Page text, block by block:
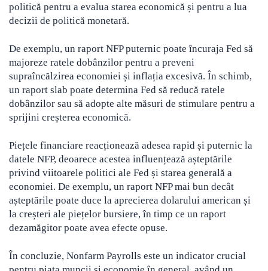
politică pentru a evalua starea economică și pentru a lua
decizii de politică monetară.
De exemplu, un raport NFP puternic poate încuraja Fed să
majoreze ratele dobânzilor pentru a preveni
supraîncălzirea economiei și inflația excesivă. În schimb,
un raport slab poate determina Fed să reducă ratele
dobânzilor sau să adopte alte măsuri de stimulare pentru a
sprijini creșterea economică.
Piețele financiare reacționează adesea rapid și puternic la
datele NFP, deoarece acestea influențează așteptările
privind viitoarele politici ale Fed și starea generală a
economiei. De exemplu, un raport NFP mai bun decât
așteptările poate duce la aprecierea dolarului american și
la creșteri ale piețelor bursiere, în timp ce un raport
dezamăgitor poate avea efecte opuse.
În concluzie, Nonfarm Payrolls este un indicator crucial